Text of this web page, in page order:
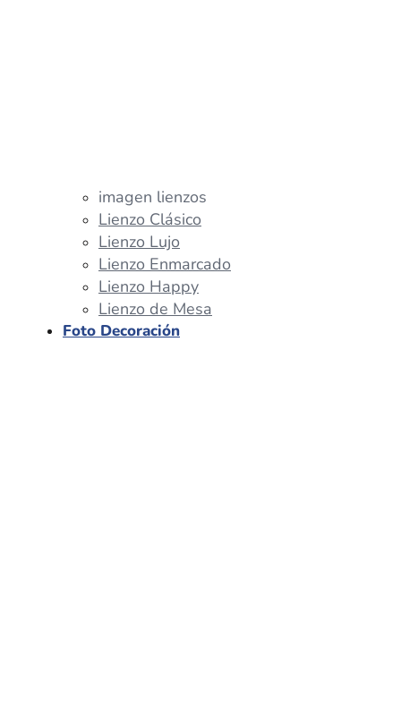
imagen lienzos
Lienzo Clásico
Lienzo Lujo
Lienzo Enmarcado
Lienzo Happy
Lienzo de Mesa
Foto Decoración